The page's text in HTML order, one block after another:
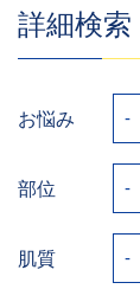
詳細検索
お悩み
部位
肌質